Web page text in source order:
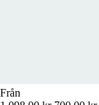
Från